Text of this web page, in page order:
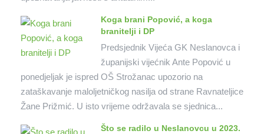
Koga brani Popović, a koga
branitelji i DP
Predsjednik Vijeća GK Neslanovca i
županijski vijećnik Ante Popović u
ponedjeljak je ispred OŠ Strožanac upozorio na
zataškavanje maloljetničkog nasilja od strane Ravnateljice
Žane Prižmić. U isto vrijeme održavala se sjednica...
Što se radilo u Neslanovcu u 2023.